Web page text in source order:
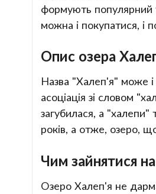
формують популярний
можна і покупатися, і
Опис озера
Назва "Халеп'я" може і
асоціація зі словом
загубилася, а "халепи"
років, а отже, озеро,
Чим зайнятися
Озеро Халеп'я не